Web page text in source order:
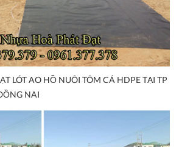
LÓT AO HỒ NUÔI TÔM CÁ HDPE TẠI TP
NAI